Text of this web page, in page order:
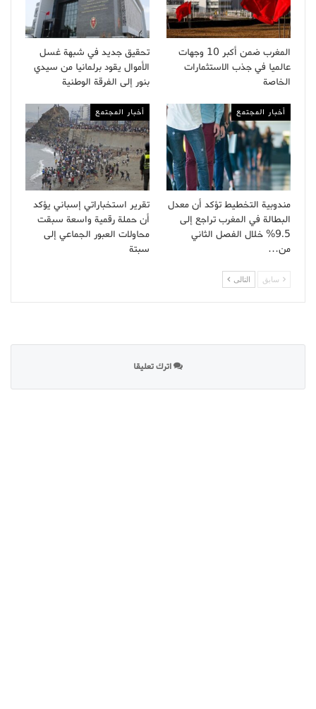
المغرب ضمن أكبر 10 وجهات
عالميا في جذب الاستثمارات
الخاصة
تحقيق جديد في شبهة غسل
الأموال يقود برلمانيا من سيدي
بنور إلى الفرقة الوطنية
أخبار المجتمع
مندوبية التخطيط تؤكد أن معدل
البطالة في المغرب تراجع إلى
9.5% خلال الفصل الثاني
من…
أخبار المجتمع
تقرير استخباراتي إسباني يؤكد
أن حملة رقمية واسعة سبقت
محاولات العبور الجماعي إلى
سبتة
سابق التالى
اترك تعليقا